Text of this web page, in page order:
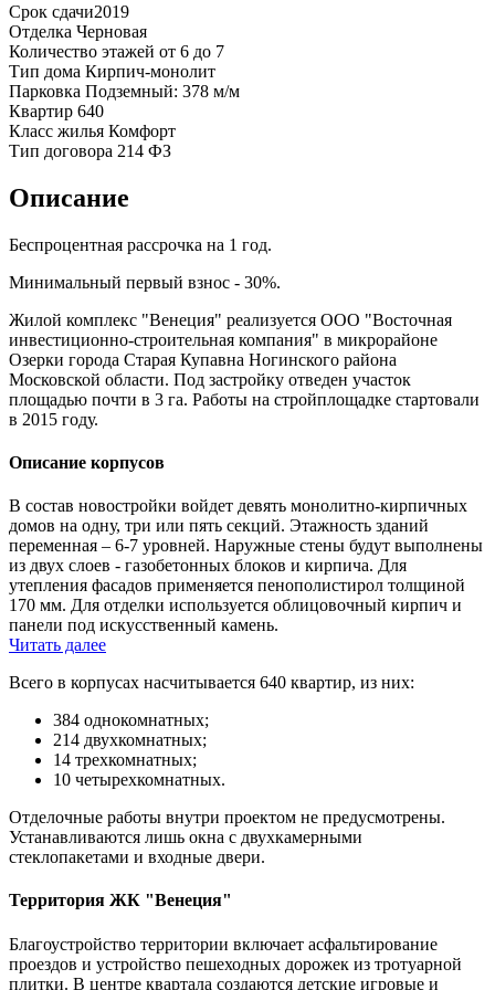
Срок сдачи2019
Отделка Черновая
Количество этажей от 6 до 7
Тип дома Кирпич-монолит
Парковка Подземный: 378 м/м
Квартир 640
Класс жилья Комфорт
Тип договора 214 ФЗ
Описание
Беспроцентная рассрочка на 1 год.
Минимальный первый взнос - 30%.
Жилой комплекс "Венеция" реализуется ООО "Восточная
инвестиционно-строительная компания" в микрорайоне
Озерки города Старая Купавна Ногинского района
Московской области. Под застройку отведен участок
площадью почти в 3 га. Работы на стройплощадке стартовали
в 2015 году.
Описание корпусов
В состав новостройки войдет девять монолитно-кирпичных
домов на одну, три или пять секций. Этажность зданий
переменная – 6-7 уровней. Наружные стены будут выполнены
из двух слоев - газобетонных блоков и кирпича. Для
утепления фасадов применяется пенополистирол толщиной
170 мм. Для отделки используется облицовочный кирпич и
панели под искусственный камень.
Читать далее
Всего в корпусах насчитывается 640 квартир, из них:
384 однокомнатных;
214 двухкомнатных;
14 трехкомнатных;
10 четырехкомнатных.
Отделочные работы внутри проектом не предусмотрены.
Устанавливаются лишь окна с двухкамерными
стеклопакетами и входные двери.
Территория ЖК "Венеция"
Благоустройство территории включает асфальтирование
проездов и устройство пешеходных дорожек из тротуарной
плитки. В центре квартала создаются детские игровые и